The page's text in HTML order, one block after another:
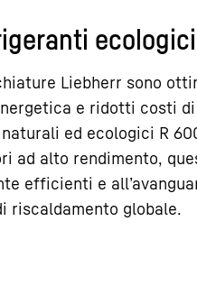
ecologici
Liebherr sono
e ridotti costi
ed ecologici R
ad alto rendimento,
efficienti e
riscaldamento globale.